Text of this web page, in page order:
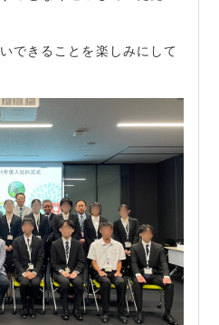
できることを楽しみにして